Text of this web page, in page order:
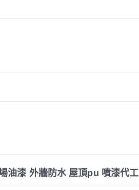
油漆 外牆防水 屋頂pu 噴漆代工